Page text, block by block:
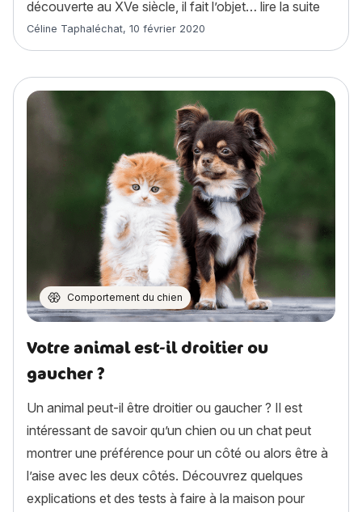
découverte au XVe siècle, il fait l’objet… lire la suite
Article rédigé par
Céline Taphaléchat, 10 février 2020
Comportement du chien
Votre animal est-il droitier ou
gaucher ?
Un animal peut-il être droitier ou gaucher ? Il est
intéressant de savoir qu’un chien ou un chat peut
montrer une préférence pour un côté ou alors être à
l’aise avec les deux côtés. Découvrez quelques
explications et des tests à faire à la maison pour